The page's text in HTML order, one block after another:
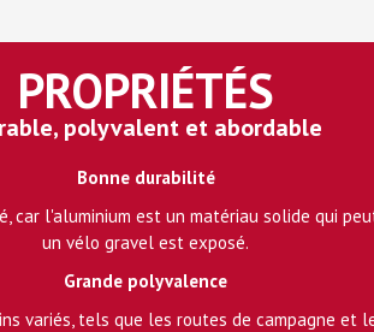
PROPRIÉTÉS
polyvalent et abordable
Bonne durabilité
car l'aluminium est un matériau solide qui
un vélo gravel est exposé.
Grande polyvalence
variés, tels que les routes de campagne et